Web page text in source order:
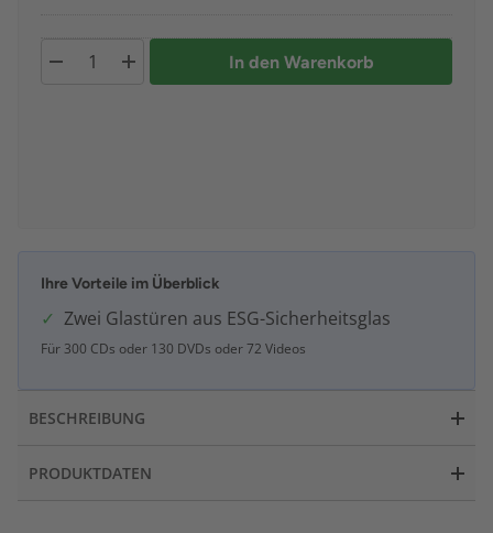
In den Warenkorb
Ihre Vorteile im Überblick
Zwei Glastüren aus ESG-Sicherheitsglas
Für 300 CDs oder 130 DVDs oder 72 Videos
BESCHREIBUNG
PRODUKTDATEN